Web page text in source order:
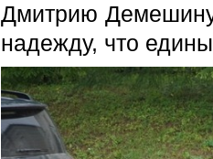
Дмитрию Демешину
надежду, что